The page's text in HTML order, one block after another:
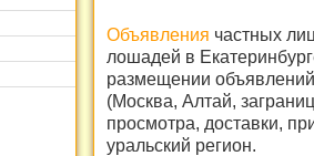
Объявления частных
лошадей в
размещении
(Москва, Алтай,
просмотра, доставки,
уральский регион.